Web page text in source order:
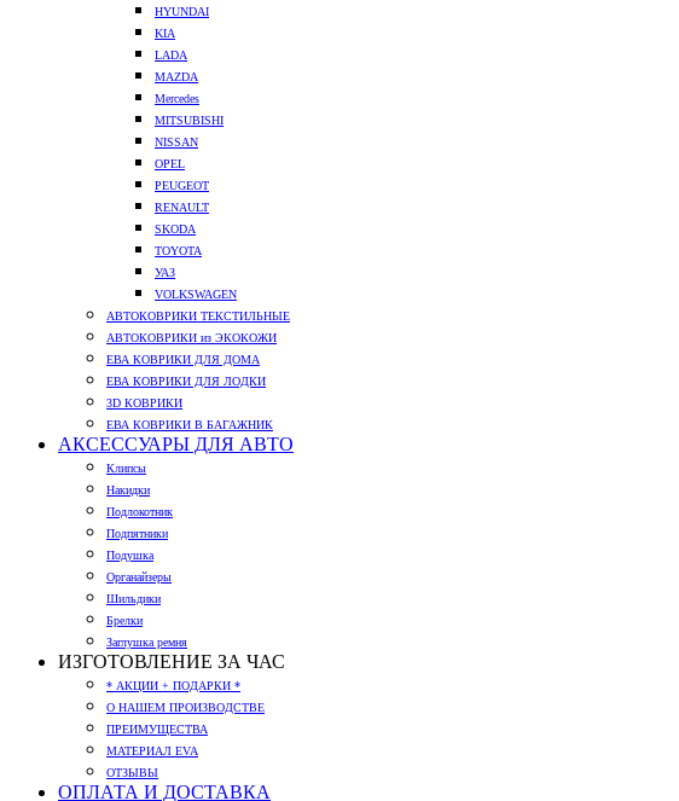
HYUNDAI
KIA
LADA
MAZDA
Mercedes
MITSUBISHI
NISSAN
OPEL
PEUGEOT
RENAULT
SKODA
TOYOTA
УАЗ
VOLKSWAGEN
АВТОКОВРИКИ ТЕКСТИЛЬНЫЕ
АВТОКОВРИКИ из ЭКОКОЖИ
ЕВА КОВРИКИ ДЛЯ ДОМА
ЕВА КОВРИКИ ДЛЯ ЛОДКИ
3D КОВРИКИ
ЕВА КОВРИКИ В БАГАЖНИК
АКСЕССУАРЫ ДЛЯ АВТО
Клипсы
Накидки
Подлокотник
Подпятники
Подушка
Органайзеры
Шильдики
Брелки
Заглушка ремня
ИЗГОТОВЛЕНИЕ ЗА ЧАС
* АКЦИИ + ПОДАРКИ *
О НАШЕМ ПРОИЗВОДСТВЕ
ПРЕИМУЩЕСТВА
МАТЕРИАЛ EVA
ОТЗЫВЫ
ОПЛАТА И ДОСТАВКА